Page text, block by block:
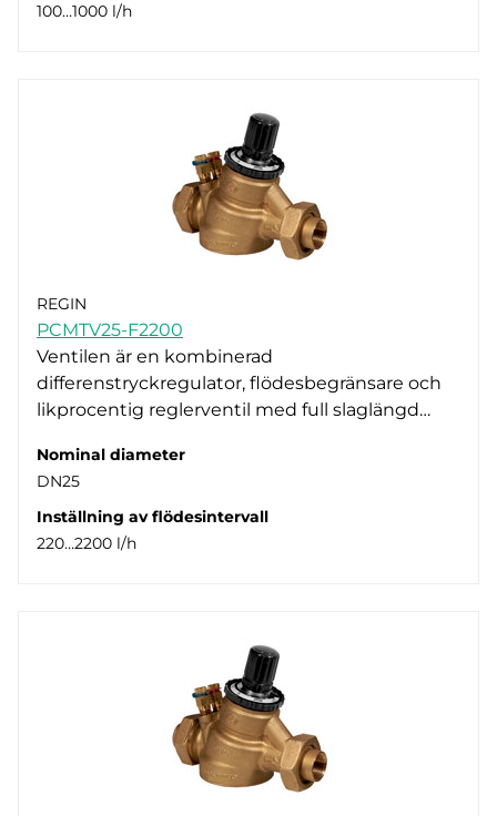
100…1000 l/h
REGIN
PCMTV25-F2200
Ventilen är en kombinerad
differenstryckregulator, flödesbegränsare och
likprocentig reglerventil med full slaglängd…
Nominal diameter
DN25
Inställning av flödesintervall
220…2200 l/h